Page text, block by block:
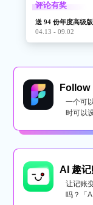
评论有奖
送 94 份年度高级版
04.13 - 09.02
Follow
一个可
时可以
AI 趣记
让记账
吗？「